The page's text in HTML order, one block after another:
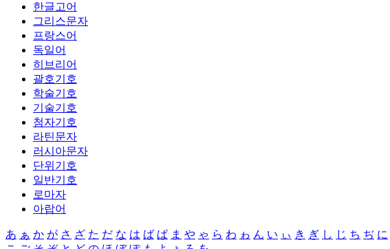
한글고어
그리스문자
프랑스어
독일어
히브리어
괄호기호
학술기호
기술기호
첨자기호
라틴문자
러시아문자
단위기호
일반기호
로마자
아랍어
あ ぁ か が さ ざ た だ な は ば ぱ ま や ゃ ら わ ゎ ん い ぃ き ぎ し じ ち ぢ に